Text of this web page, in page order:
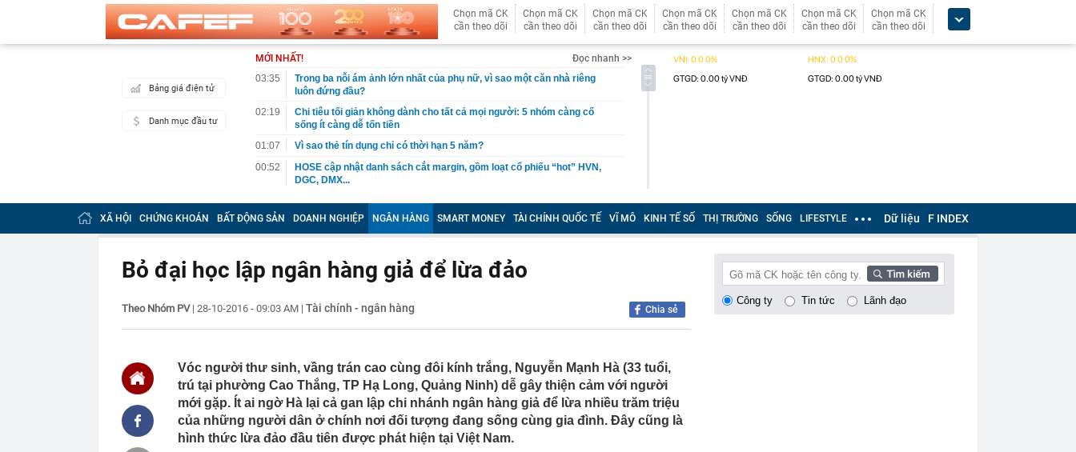
Chọn mã CK
cần theo dõi
Chọn mã CK
cần theo dõi
Chọn mã CK
cần theo dõi
Chọn mã CK
cần theo dõi
Chọn mã CK
cần theo dõi
Chọn mã CK
cần theo dõi
Chọn mã CK
cần theo dõi
Bảng giá điện tử
Danh mục đầu tư
MỚI NHẤT!
Đọc nhanh >>
03:35
Trong ba nỗi ám ảnh lớn nhất của phụ nữ, vì sao một căn nhà riêng
luôn đứng đầu?
02:19
Chi tiêu tối giản không dành cho tất cả mọi người: 5 nhóm càng cố
sống ít càng dễ tốn tiền
01:07
Vì sao thẻ tín dụng chỉ có thời hạn 5 năm?
00:52
HOSE cập nhật danh sách cắt margin, gồm loạt cổ phiếu “hot” HVN,
DGC, DMX...
00:12
Tiền lớn bất ngờ trở lại, khối ngoại tung 2.200 tỷ đồng mua ròng cổ
phiếu Việt Nam chỉ trong 5 phiên
00:05
Một doanh nghiệp thép với 2.700 lao động đang nợ Trung Quốc gần 1,3
00:04
Một yếu tố quan trọng đang trở lại trên thị trường chứng khoán
sau bác sĩ hỏi: "Ông ăn gì thế?"
chắn là siêu phẩm”
23:14
Bí mật được Apple giấu kín suốt 15 năm trên iPhone
22:56
Vì sao ngày càng nhiều gia đình không còn phơi quần áo ở ban công?
Vài mét vuông ngoài trời đang được dùng theo 1 cách rất khác
22:48
5 LOẠI rau quen thuộc có khả năng tích tụ kim loại nặng, người Việt
XÃ HỘI CHỨNG KHOÁN BẤT ĐỘNG SẢN DOANH NGHIỆP NGÂN HÀNG SMART MONEY TÀI CHÍNH QUỐC TẾ VĨ MÔ KINH TẾ SỐ THỊ TRƯỜNG SỐNG LIFESTYLE Dữ liệu F INDEX
Bỏ đại học lập ngân hàng giả để lừa đảo
Theo Nhóm PV| 28-10-2016 - 09:03 AM | Tài chính - ngân hàng Chia sẻ
Vóc người thư sinh, vầng trán cao cùng đôi kính trắng, Nguyễn Mạnh Hà (33 tuổi,
trú tại phường Cao Thắng, TP Hạ Long, Quảng Ninh) dễ gây thiện cảm với người
mới gặp. Ít ai ngờ Hà lại cả gan lập chi nhánh ngân hàng giả để lừa nhiều trăm triệu
của những người dân ở chính nơi đối tượng đang sống cùng gia đình. Đây cũng là
hình thức lừa đảo đầu tiên được phát hiện tại Việt Nam.
Công ty Tin tức Lãnh đạo